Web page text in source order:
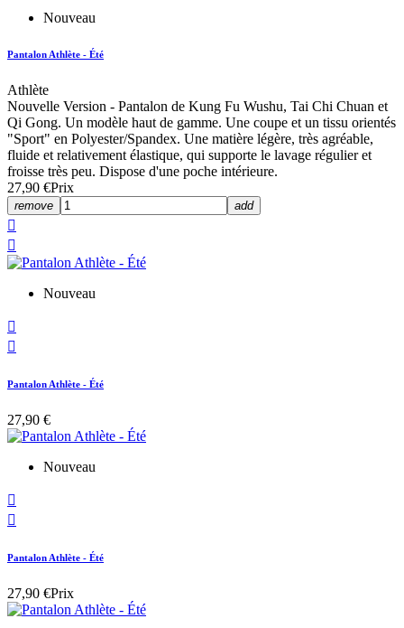
Nouveau
Pantalon Athlète - Été
Athlète
Nouvelle Version - Pantalon de Kung Fu Wushu, Tai Chi Chuan et
Qi Gong. Un modèle haut de gamme. Une coupe et un tissu orientés
"Sport" en Polyester/Spandex. Une matière légère, très agréable,
fluide et relativement élastique, qui supporte le lavage régulier et
froisse très peu. Dispose d'une poche intérieure.
27,90 €Prix
remove add


Nouveau


Pantalon Athlète - Été
27,90 €
Nouveau


Pantalon Athlète - Été
27,90 €Prix